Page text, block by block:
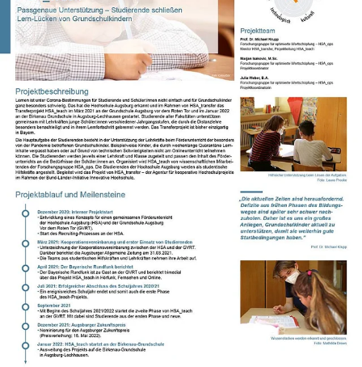
im Oktober 2023:
Das HSA_teach-Team beschließt in Absprache mit den
Schulen, das Transferpojekt HSA_teach bis Ende des
Schuljahres 2023/24 fortzuführen, bis die nun 4.
Klassen, die während Corona eingeschult wurden, die
Grundschule verlassen haben.
im Mai 2023:
Das HSA_teach-Team erreicht eine Höchstzahl an 20
Studierenden, die gleichzeitig an den Schulen tätig
sind.
im Januar 2023:
Das Transferpojekt HSA_teach wird auch nach Ende
der zuvor entschiedenen Laufzeit im Jahr 2023
weiterhin fortgeführt.
im Dezember 2022:
Die PublikationHSA_teach. Studierende helfen
Grundschulkindern, Lernlücken zu schließen